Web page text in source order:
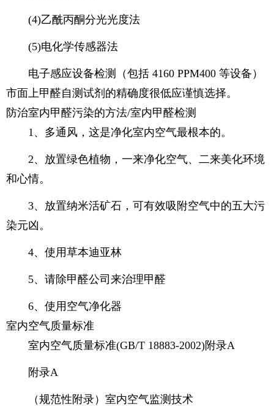
(4)乙酰丙酮分光光度法
(5)电化学传感器法
电子感应设备检测（包括 4160 PPM400 等设备）
市面上甲醛自测试剂的精确度很低应谨慎选择。
防治室内甲醛污染的方法/室内甲醛检测
1、多通风，这是净化室内空气最根本的。
2、放置绿色植物，一来净化空气、二来美化环境
和心情。
3、放置纳米活矿石，可有效吸附空气中的五大污
染元凶。
4、使用草本迪亚林
5、请除甲醛公司来治理甲醛
6、使用空气净化器
室内空气质量标准
室内空气质量标准(GB/T 18883-2002)附录A
附录A
（规范性附录）室内空气监测技术